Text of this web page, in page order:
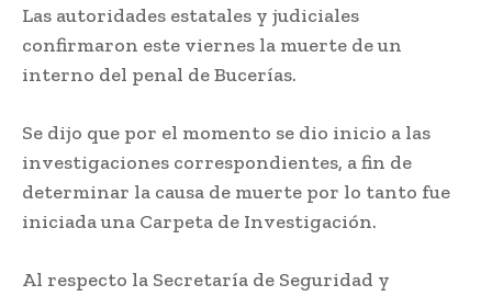
Las autoridades estatales y judiciales
confirmaron este viernes la muerte de un
interno del penal de Bucerías.
Se dijo que por el momento se dio inicio a las
investigaciones correspondientes, a fin de
determinar la causa de muerte por lo tanto fue
iniciada una Carpeta de Investigación.
Al respecto la Secretaría de Seguridad y